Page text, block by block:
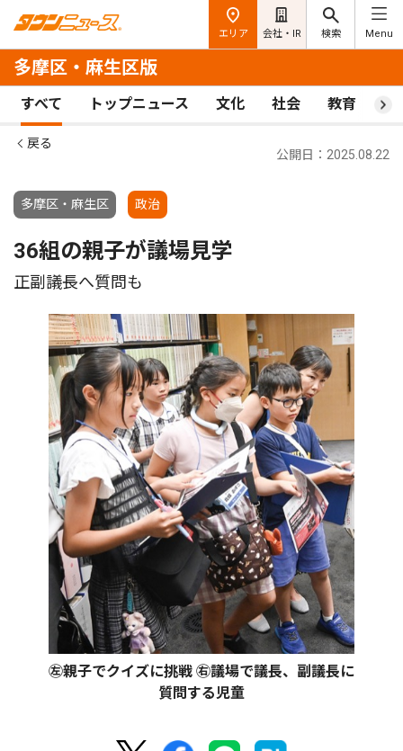
エリア 会社・IR 検索 Menu
多摩区・麻生区版
すべて トップニュース 文化 社会 教育 ス
戻る
多摩区・麻生区 政治
公開日：2025.08.22
36組の親子が議場見学
正副議長へ質問も
㊧親子でクイズに挑戦 ㊨議場で議長、副議長に
質問する児童